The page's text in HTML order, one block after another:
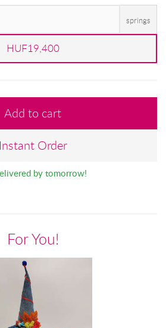
springs
HUF19,400
Add to cart
Instant Order
by tomorrow!
For You!